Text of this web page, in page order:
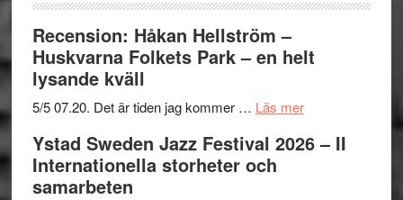
Recension: Håkan Hellström –
Huskvarna Folkets Park – en helt
lysande kväll
5/5 07.20. Det är tiden jag kommer … Läs merom
Håkan
Ystad Sweden Jazz Festival 2026 – II
Internationella storheter och
samarbeten